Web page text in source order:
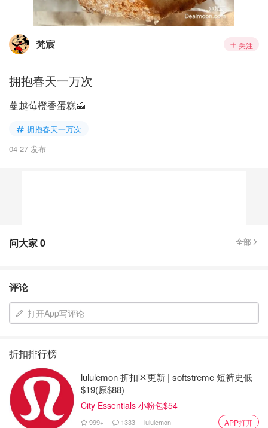
梵宸 关注
拥抱春天一万次
蔓越莓橙香蛋糕🍰
拥抱春天一万次
04-27 发布
问大家0 全部
评论
打开App写评论
折扣排行榜
lululemon 折扣区更新 | softstreme 短裤史低
$19(原$88)
City Essentials 小粉包$54
999+ 1333 lululemon APP打开